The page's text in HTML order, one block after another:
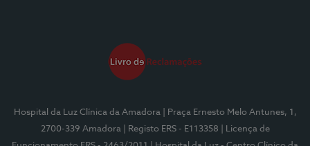
Hospital da Luz Clínica da Amadora
| Praça Ernesto Melo Antunes, 1,
2700-339 Amadora
| Registo ERS - E113358
| Licença de